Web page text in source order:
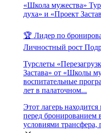
«Школа мужества»
духа» и «Проект
🏆 Лидер по
Личностный рост
Турслеты
Застава» от «Школы
воспитательные
лет в палаточном...
Этот лагерь
перед бронированием
условиями трансфера,